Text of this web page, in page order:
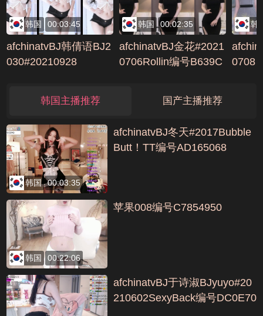
韩国 00:03:45
afchinatvBJ韩倩语BJ2
030#20210928
韩国 00:02:35
afchinatvBJ金花#2021
0706Rollin编号B639C
韩
0708
韩国主播推荐 国产主播推荐
韩国 00:03:35
afchinatvBJ冬天#2017Bubble
Butt！TT编号AD165068
韩国 00:22:06
苹果008编号C7854950
afchinatvBJ于诗淑BJyuyo#20
210602SexyBack编号DC0E70